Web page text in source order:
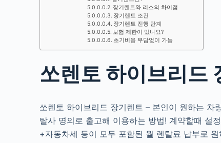
장기렌트와 리스의 차이점
장기렌트 조건
장기렌트 진행 단계
보험 제한이 있나요?
초기비용 부담없이 가능
쏘렌토 하이브리드
쏘렌토 하이브리드 장기렌트 – 본인이 원하는 차
탈사 명의로 출고해 이용하는 방법! 계약할때 설
+자동차세 등이 모두 포함된 월 렌탈료 납부로